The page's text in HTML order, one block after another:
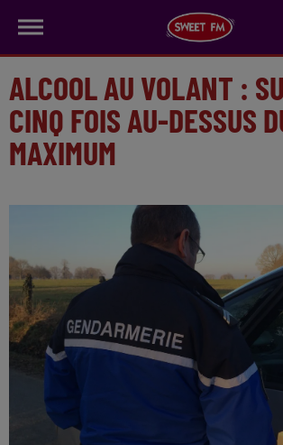
ALCOOL AU VOLANT :
CINQ FOIS AU-DESSUS
MAXIMUM